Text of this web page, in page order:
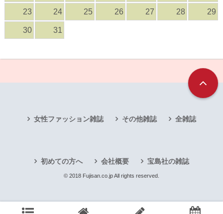
23 24 25 26 27 28 29
30 31
女性ファッション雑誌 その他雑誌 全雑誌
初めての方へ 会社概要 宝島社の雑誌
© 2018 Fujisan.co.jp All rights reserved.